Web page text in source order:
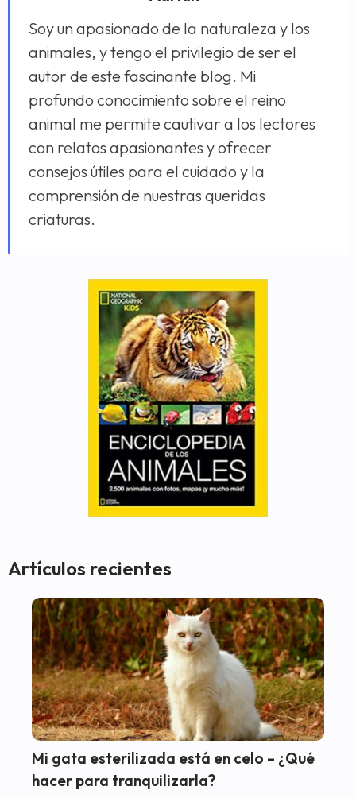
Soy un apasionado de la naturaleza y los
animales, y tengo el privilegio de ser el
autor de este fascinante blog. Mi
profundo conocimiento sobre el reino
animal me permite cautivar a los lectores
con relatos apasionantes y ofrecer
consejos útiles para el cuidado y la
comprensión de nuestras queridas
criaturas.
Artículos recientes
Mi gata esterilizada está en celo – ¿Qué
hacer para tranquilizarla?